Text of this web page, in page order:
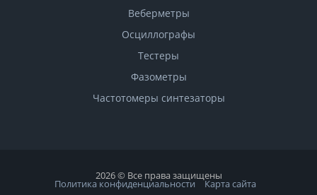
Веберметры
Осциллографы
Тестеры
Фазометры
Чаcтотомеры синтезаторы
2026 © Все права защищены
Политика конфиденциальности Карта сайта